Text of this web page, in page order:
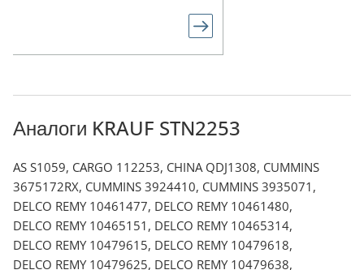
Аналоги KRAUF STN2253
AS S1059, CARGO 112253, CHINA QDJ1308, CUMMINS
3675172RX, CUMMINS 3924410, CUMMINS 3935071,
DELCO REMY 10461477, DELCO REMY 10461480,
DELCO REMY 10465151, DELCO REMY 10465314,
DELCO REMY 10479615, DELCO REMY 10479618,
DELCO REMY 10479625, DELCO REMY 10479638,